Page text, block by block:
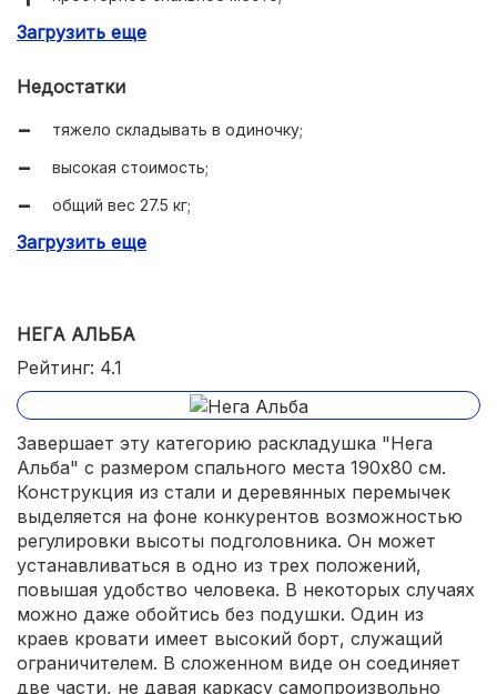
прочный каркас.
Загрузить еще
Недостатки
тяжело складывать в одиночку;
высокая стоимость;
общий вес 27.5 кг;
максимальный вес 150 кг для двоих подойдет не всем
Загрузить еще
НЕГА АЛЬБА
Рейтинг: 4.1
Завершает эту категорию раскладушка "Нега
Альба" с размером спального места 190х80 см.
Конструкция из стали и деревянных перемычек
выделяется на фоне конкурентов возможностью
регулировки высоты подголовника. Он может
устанавливаться в одно из трех положений,
повышая удобство человека. В некоторых случаях
можно даже обойтись без подушки. Один из
краев кровати имеет высокий борт, служащий
ограничителем. В сложенном виде он соединяет
две части, не давая каркасу самопроизвольно